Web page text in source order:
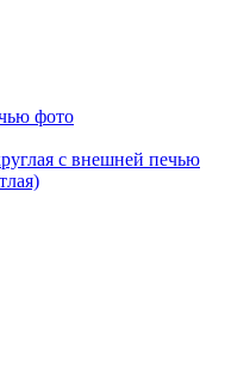
с внешней печью